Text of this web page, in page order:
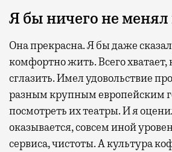
Я бы ничего не
Она прекрасна. Я бы даже
комфортно жить. Всего хватает,
сглазить. Имел удовольствие
разным крупным европейским
посмотреть их театры. И я
оказывается, совсем иной
сервиса, чистоты. А культура